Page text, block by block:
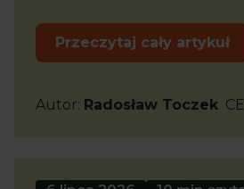
Przeczytaj cały artykuł
Autor: Radosław Toczek